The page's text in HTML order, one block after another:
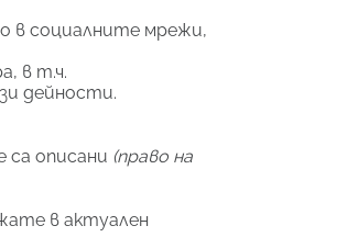
в социалните мрежи,
в т.ч.
дейности.
са описани (право на
в актуален